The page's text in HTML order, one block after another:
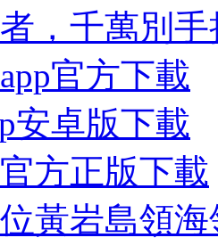
，千萬別
官方下載
安卓版下載
方正版下載
黃岩島領